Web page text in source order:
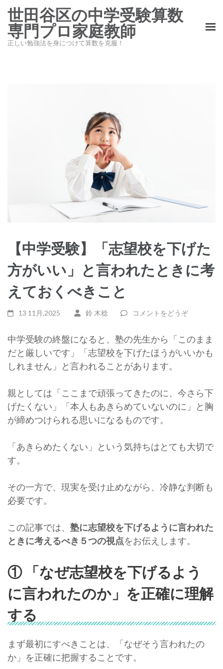
テ
ン
世田谷区の中学受験算数
専門プロ家庭教師
正しい勉強法を身につけて算数を克服！
【中学受験】「志望校を下げた
方がいい」と言われたときに考
えておくべきこと
13 11月,2025 鈴 木稔 コメントをどうぞ
中学受験の終盤になると、塾の先生から「このまま
だと厳しいです」「志望校を下げたほうがいいかも
しれません」と言われることがあります。
親としては「ここまで頑張ってきたのに、今さら下
げたくない」「本人もあきらめていないのに」と胸
が締めつけられる思いになるものです。
「あきらめたくない」という気持ちはとても大切で
す。
その一方で、現実を受け止めながら、冷静な判断も
必要です。
この記事では、 塾に志望校を下げるように言われた
ときに考えるべき５つの視点をお伝えします。
① 「なぜ志望校を下げるよう
に言われたのか」を正確に理解
する
まず最初にすべきことは、「なぜそう言われたの
か」を正確に把握することです。